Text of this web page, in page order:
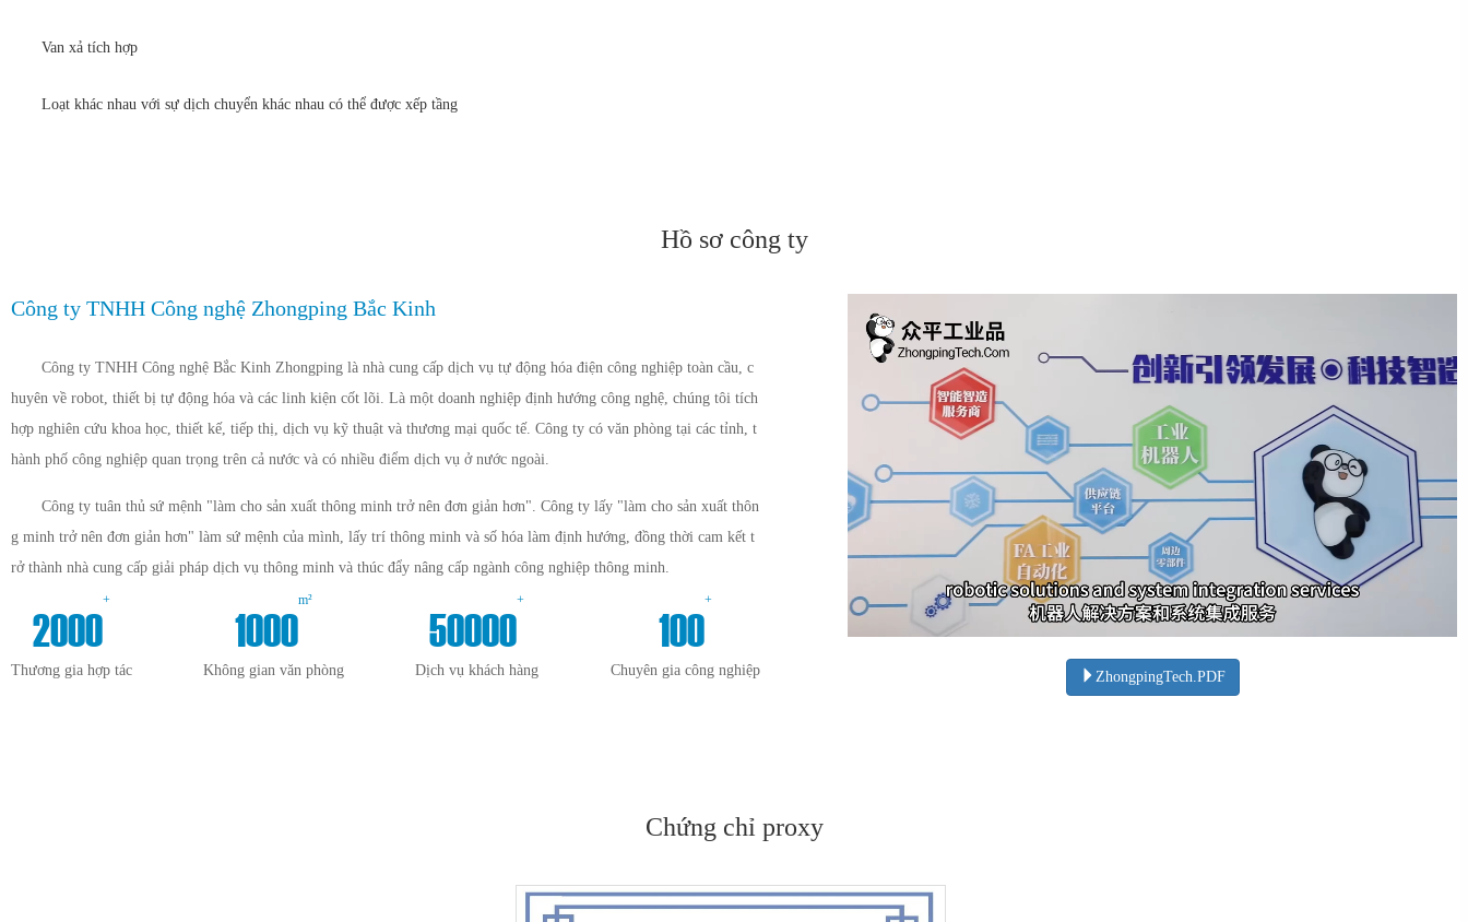
Van xả tích hợp
Loạt khác nhau với sự dịch chuyển khác nhau có thể được xếp tầng
Hồ sơ công ty
Công ty TNHH Công nghệ Zhongping Bắc Kinh
Công ty TNHH Công nghệ Bắc Kinh Zhongping là nhà cung cấp dịch vụ tự động hóa điện công nghiệp toàn cầu, c
huyên về robot, thiết bị tự động hóa và các linh kiện cốt lõi. Là một doanh nghiệp định hướng công nghệ, chúng tôi tích
hợp nghiên cứu khoa học, thiết kế, tiếp thị, dịch vụ kỹ thuật và thương mại quốc tế. Công ty có văn phòng tại các tỉnh, t
hành phố công nghiệp quan trọng trên cả nước và có nhiều điểm dịch vụ ở nước ngoài.
Công ty tuân thủ sứ mệnh "làm cho sản xuất thông minh trở nên đơn giản hơn". Công ty lấy "làm cho sản xuất thôn
g minh trở nên đơn giản hơn" làm sứ mệnh của mình, lấy trí thông minh và số hóa làm định hướng, đồng thời cam kết t
rở thành nhà cung cấp giải pháp dịch vụ thông minh và thúc đẩy nâng cấp ngành công nghiệp thông minh.
2000
+
Thương gia hợp tác
1000
m²
Không gian văn phòng
50000
+
Dịch vụ khách hàng
100
+
Chuyên gia công nghiệp ZhongpingTech.PDF
Chứng chỉ proxy